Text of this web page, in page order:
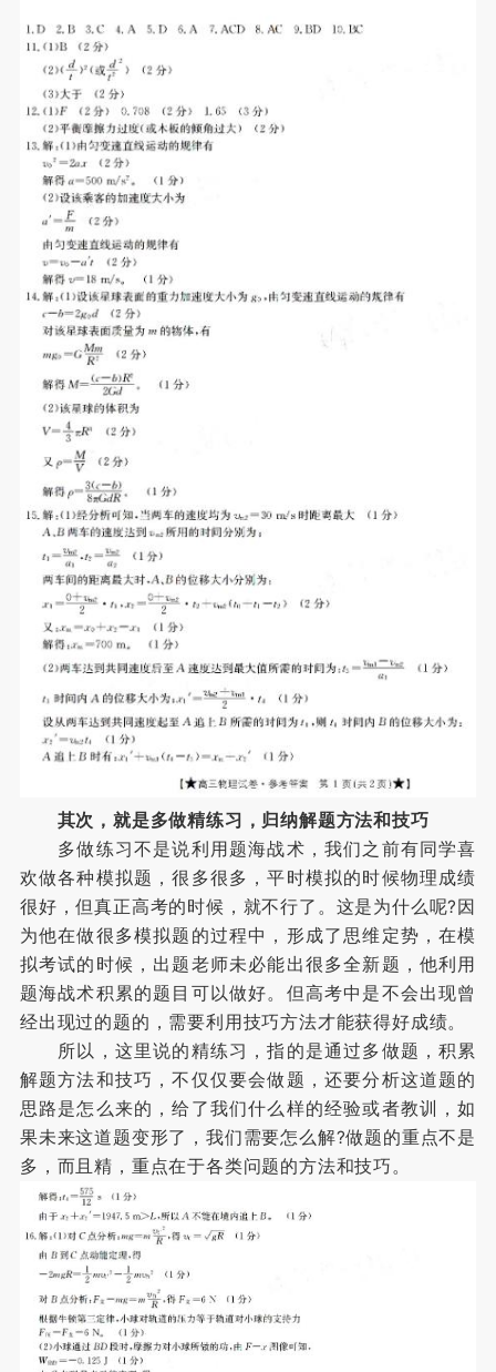
其次，就是多做精练习，归纳解题方法和技巧
多做练习不是说利用题海战术，我们之前有同学喜
欢做各种模拟题，很多很多，平时模拟的时候物理成绩
很好，但真正高考的时候，就不行了。这是为什么呢?因
为他在做很多模拟题的过程中，形成了思维定势，在模
拟考试的时候，出题老师未必能出很多全新题，他利用
题海战术积累的题目可以做好。但高考中是不会出现曾
经出现过的题的，需要利用技巧方法才能获得好成绩。
所以，这里说的精练习，指的是通过多做题，积累
解题方法和技巧，不仅仅要会做题，还要分析这道题的
思路是怎么来的，给了我们什么样的经验或者教训，如
果未来这道题变形了，我们需要怎么解?做题的重点不是
多，而且精，重点在于各类问题的方法和技巧。